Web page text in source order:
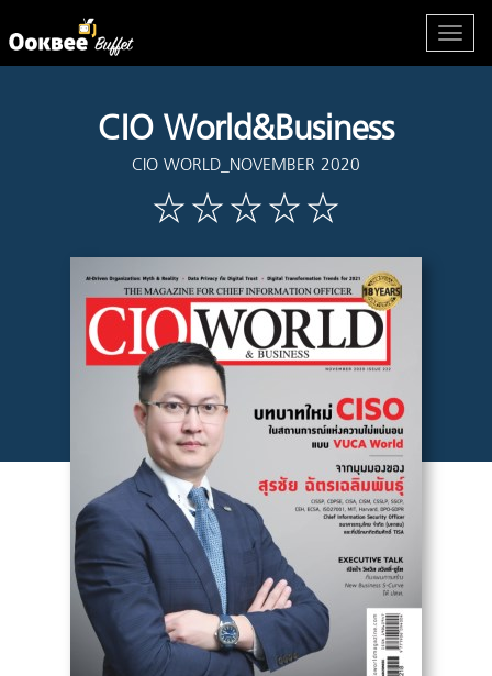
CIO World&Business
CIO WORLD_NOVEMBER 2020